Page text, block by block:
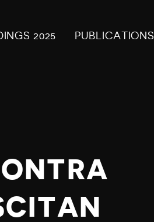
2025 PUBLICATIONS